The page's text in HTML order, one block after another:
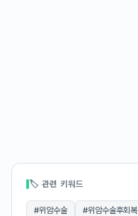
🏷 관련 키워드
#위암수술 #위암수술후회복